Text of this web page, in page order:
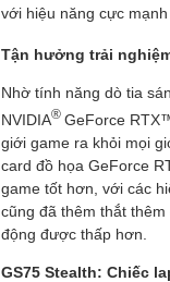
với hiệu năng cực
Tận hưởng trải
Nhờ tính năng dò tia
NVIDIA® GeForce
giới game ra khỏi mọi
card đồ họa GeForce
game tốt hơn, với các
cũng đã thêm thắt
động được thấp hơn.
GS75 Stealth: Chiếc